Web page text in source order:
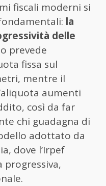
fiscali moderni si
la
delle
prevede
fissa sul
mentre il
aumenti
così da far
chi guadagna di
adottato da
dove l’Irpef
progressiva,